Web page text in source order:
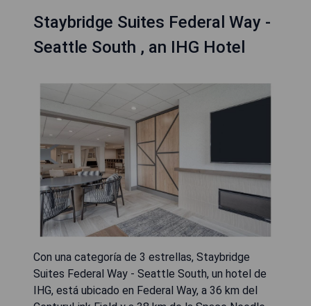
Staybridge Suites Federal Way -
Seattle South , an IHG Hotel
Con una categoría de 3 estrellas, Staybridge
Suites Federal Way - Seattle South, un hotel de
IHG, está ubicado en Federal Way, a 36 km del